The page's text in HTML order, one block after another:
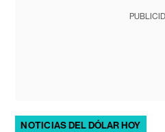
NOTICIAS DEL DÓLAR HOY